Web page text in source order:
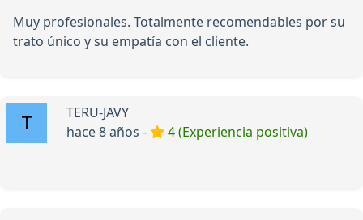
Muy profesionales. Totalmente recomendables por su
trato único y su empatía con el cliente.
TERU-JAVY
hace 8 años -
4 (Experiencia positiva)